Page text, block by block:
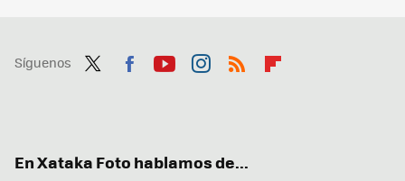
Síguenos
En Xataka Foto hablamos de...